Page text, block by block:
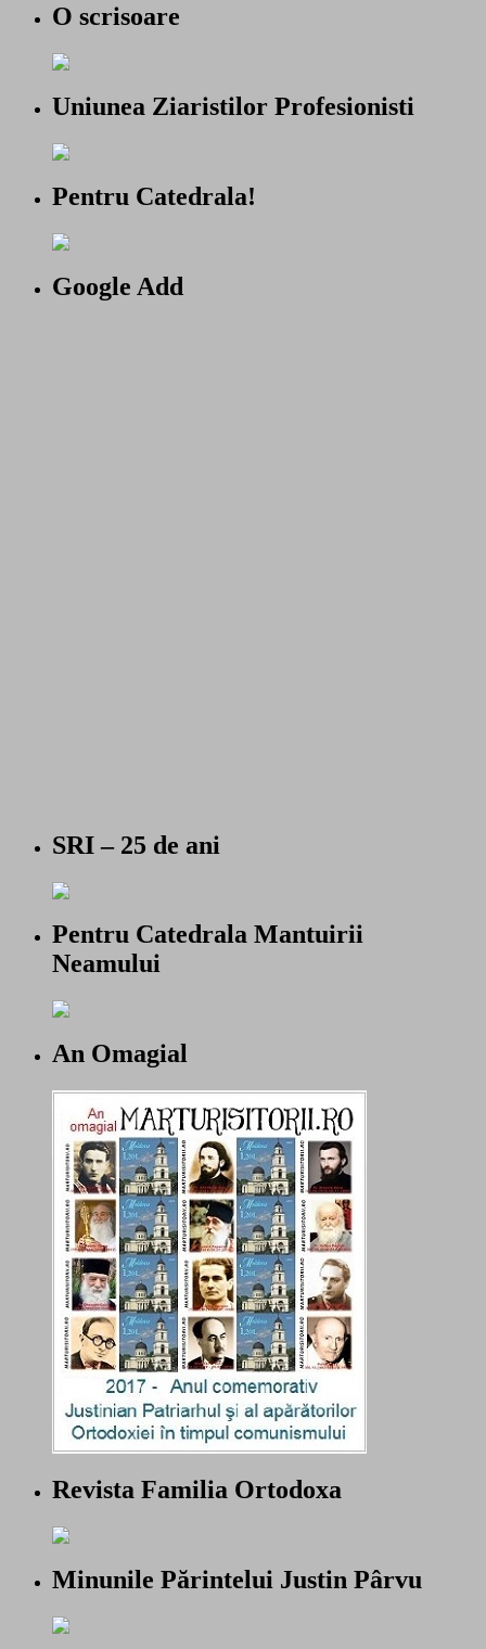
O scrisoare
Uniunea Ziaristilor Profesionisti
Pentru Catedrala!
Google Add
SRI – 25 de ani
Pentru Catedrala Mantuirii
Neamului
An Omagial
Revista Familia Ortodoxa
Minunile Părintelui Justin Pârvu